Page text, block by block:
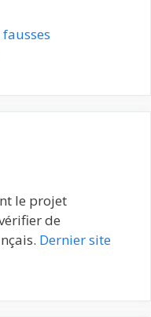
le projet
de
Dernier site